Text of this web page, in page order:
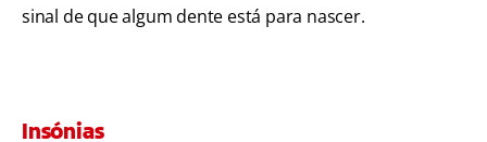
sinal de que algum dente está para nascer.
Insónias